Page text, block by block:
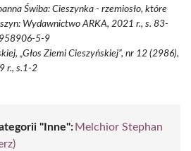
Świba: Cieszynka - rzemiosło, które
Wydawnictwo ARKA, 2021 r., s. 83-
5-9
„Głos Ziemi Cieszyńskiej”, nr 12 (2986),
r., s.1-2
"Inne": Melchior Stephan